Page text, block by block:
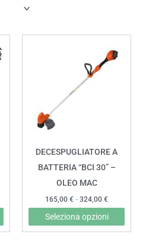
DECESPUGLIATORE A
BATTERIA “BCI 30” –
OLEO MAC
165,00 € - 324,00 €
di
prezzo:
Seleziona opzioni